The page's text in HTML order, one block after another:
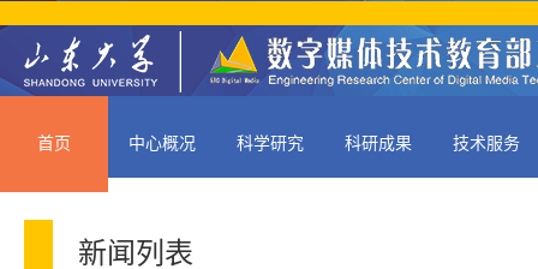
首页 中心概况 科学研究 科研成果 技术服务
新闻列表